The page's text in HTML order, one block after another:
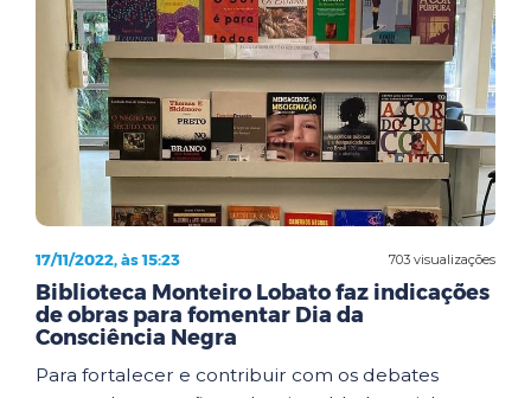
703 visualizações
17/11/2022, às 15:23
Biblioteca Monteiro Lobato faz indicações
de obras para fomentar Dia da
Consciência Negra
Para fortalecer e contribuir com os debates